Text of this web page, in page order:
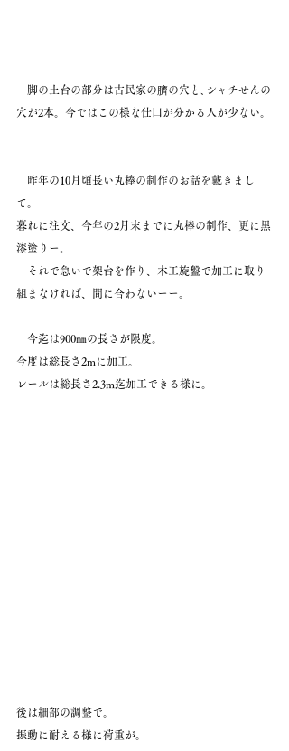
脚の土台の部分は古民家の臍の穴と､シャチせんの
穴が2本。今ではこの様な仕口が分かる人が少ない。
昨年の10月頃長い丸棒の制作のお話を戴きまし
て。
暮れに注文、今年の2月末までに丸棒の制作、更に黒
漆塗りー。
それで急いで架台を作り、木工旋盤で加工に取り
組まなければ、間に合わないーー。
今迄は900㎜の長さが限度。
今度は総長さ2mに加工。
レールは総長さ2.3m迄加工できる様に。
後は細部の調整で。
振動に耐える様に荷重が。